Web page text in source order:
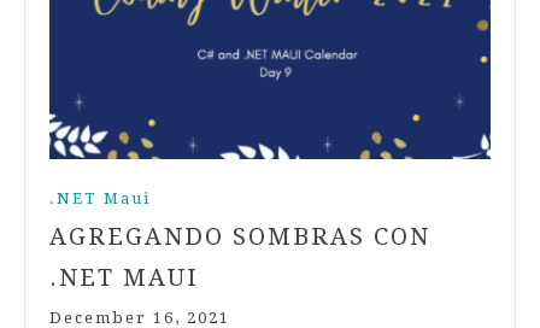
.NET Maui
AGREGANDO SOMBRAS CON
.NET MAUI
December 16, 2021